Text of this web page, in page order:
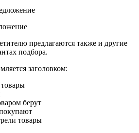
предлагаются также и другие
подбора.
заголовком:
берут
товары